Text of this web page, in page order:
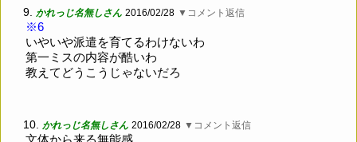
9. かれっじ名無しさん 2016/02/28 ▼コメント返信
※6
いやいや派遣を育てるわけないわ
第一ミスの内容が酷いわ
教えてどうこうじゃないだろ
10. かれっじ名無しさん 2016/02/28 ▼コメント返信
文体から来る無能感